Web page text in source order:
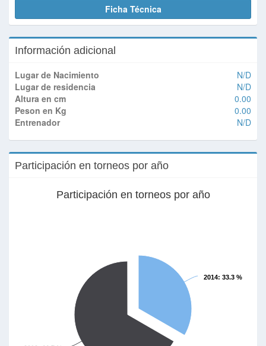
Ficha Técnica
Información adicional
Lugar de Nacimiento
N/D
Lugar de residencia
N/D
Altura en cm
0.00
Peson en Kg
0.00
Entrenador
N/D
Participación en torneos por año
Participación en torneos por año
2014: 33.3 %